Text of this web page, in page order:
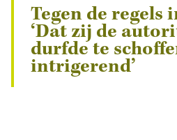
Tegen de regels
‘Dat zij de
durfde te
intrigerend’